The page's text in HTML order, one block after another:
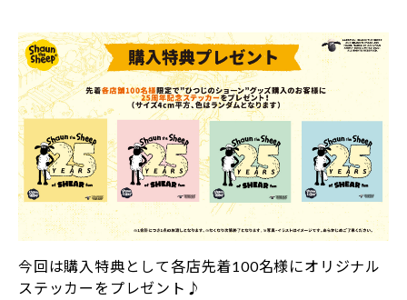
今回は購入特典として各店先着100名様にオリジナル
ステッカーをプレゼント♪